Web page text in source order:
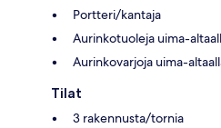
Portteri/kantaja
Aurinkotuoleja uima-
Aurinkovarjoja uima-
Tilat
3 rakennusta/tornia